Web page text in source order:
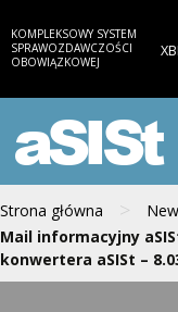
KOMPLEKSOWY SYSTEM
SPRAWOZDAWCZOŚCI
OBOWIĄZKOWEJ
aSISt
Strona główna >
Mail informacyjny
konwertera aSISt –